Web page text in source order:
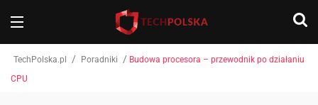
TechPolska.pl / Poradniki / Budowa procesora – przewodnik po działaniu
CPU